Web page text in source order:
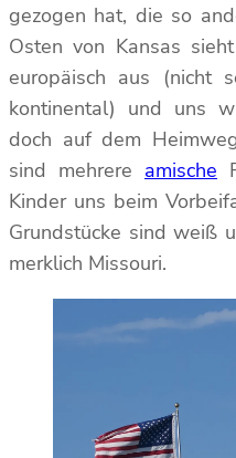
gezogen hat, die so
Osten von Kansas
europäisch aus (nicht
kontinental) und uns
doch auf dem
sind mehrere amische
Kinder uns beim
Grundstücke sind weiß
merklich Missouri.